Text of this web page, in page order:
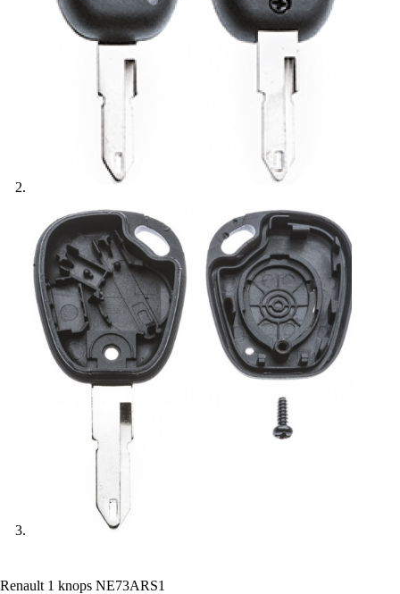
Renault 1 knops NE73ARS1